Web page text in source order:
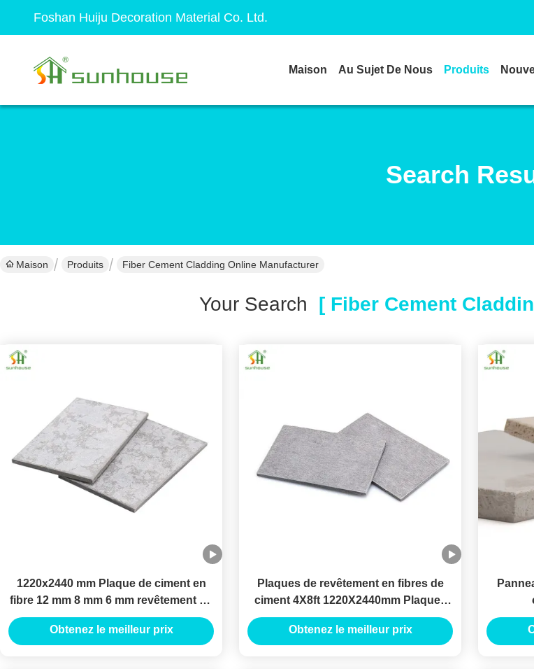
Foshan Huiju Decoration Material Co. Ltd.
Maison Au Sujet De Nous Produits
Search
Maison Produits Fiber Cement Cladding Online Manufacturer
Your Search [ Fiber Cement
1220x2440 mm Plaque de ciment en
fibre 12 mm 8 mm 6 mm revêtement en
ciment en fibre à haute densité
Obtenez le meilleur prix
Plaques de revêtement en fibres de
ciment 4X8ft 1220X2440mm Plaques
de revêtement en fibres de ciment
Obtenez le meilleur prix